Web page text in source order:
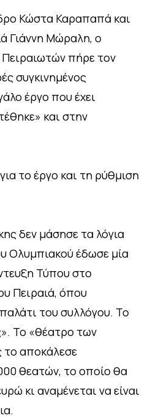
Κώστα Καραπαπά και
Γιάννη Μώραλη, ο
πήρε τον
συγκινημένος
έργο που έχει
και στην
το έργο και τη ρύθμιση
δεν μάσησε τα λόγια
Ολυμπιακού έδωσε μία
Τύπου στο
Πειραιά, όπου
του συλλόγου. Το
Το «θέατρο των
το αποκάλεσε
θεατών, το οποίο θα
κι αναμένεται να είναι